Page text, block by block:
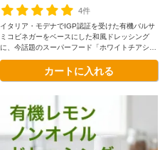
4件
イタリア・モデナでIGP認証を受けた有機バルサ
ミコビネガーをベースにした和風ドレッシング
に、今話題のスーパーフード「ホワイトチアシー
カートに入れる